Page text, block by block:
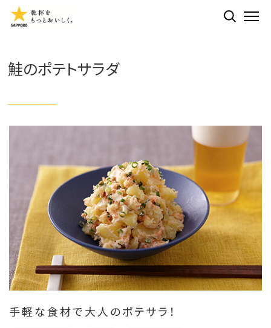
検索する
鮭のポテトサラダ
手軽な食材で大人のポテサラ！